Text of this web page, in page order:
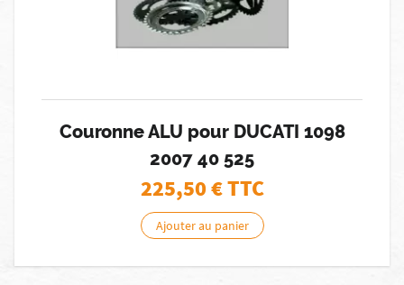
Couronne ALU pour DUCATI 1098
2007 40 525
225,50€ TTC
Ajouter au panier